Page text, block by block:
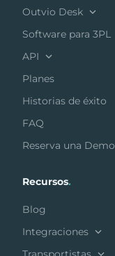
Outvio Desk
Software para 3PL
API
Planes
Historias de éxito
FAQ
Reserva una Demo
Recursos.
Blog
Integraciones